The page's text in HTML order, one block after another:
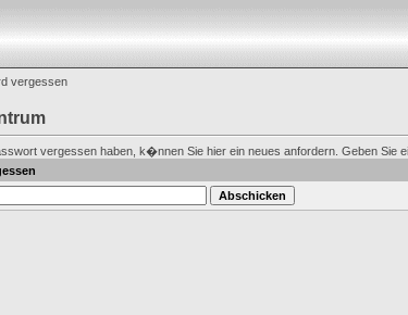
vergessen
vergessen haben, k�nnen Sie hier ein neues anfordern. Geben Sie